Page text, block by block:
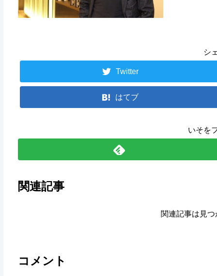
シ
Twitter
はてブ
いそを
関連記事
関連記事は見
コメント